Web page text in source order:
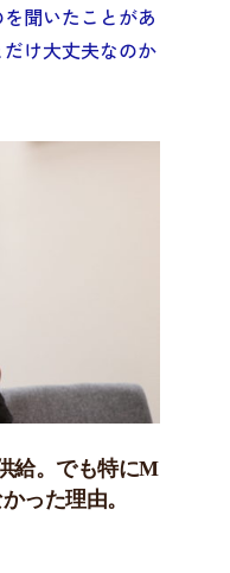
聞いたことがあ
け大丈夫なのか
給。でも特にM
った理由。